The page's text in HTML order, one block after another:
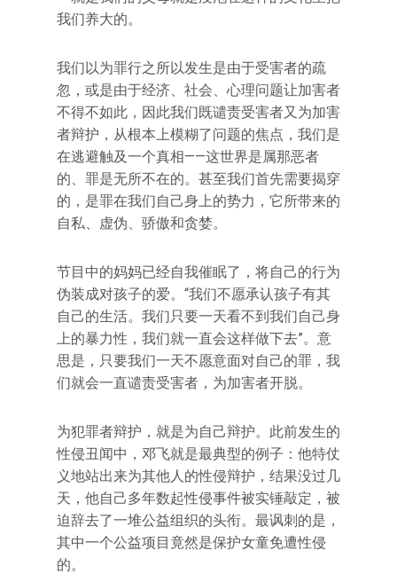
我们养大的。
我们以为罪行之所以发生是由于受害者的疏
忽，或是由于经济、社会、心理问题让加害者
不得不如此，因此我们既谴责受害者又为加害
者辩护，从根本上模糊了问题的焦点，我们是
在逃避触及一个真相——这世界是属那恶者
的、罪是无所不在的。甚至我们首先需要揭穿
的，是罪在我们自己身上的势力，它所带来的
自私、虚伪、骄傲和贪婪。
节目中的妈妈已经自我催眠了，将自己的行为
伪装成对孩子的爱。“我们不愿承认孩子有其
自己的生活。我们只要一天看不到我们自己身
上的暴力性，我们就一直会这样做下去”。意
思是，只要我们一天不愿意面对自己的罪，我
们就会一直谴责受害者，为加害者开脱。
为犯罪者辩护，就是为自己辩护。此前发生的
性侵丑闻中，邓飞就是最典型的例子：他特仗
义地站出来为其他人的性侵辩护，结果没过几
天，他自己多年数起性侵事件被实锤敲定，被
迫辞去了一堆公益组织的头衔。最讽刺的是，
其中一个公益项目竟然是保护女童免遭性侵
的。